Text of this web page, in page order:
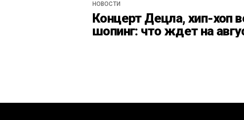
НОВОСТИ
Концерт Децла, хип-хоп
шопинг: что ждет на